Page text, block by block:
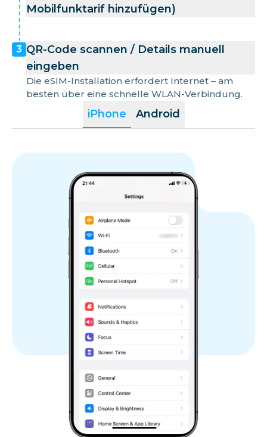
iPhone Android
Mobilfunktarif hinzufügen)
3 QR-Code scannen / Details manuell
eingeben
Die eSIM-Installation erfordert Internet – am
besten über eine schnelle WLAN-Verbindung.